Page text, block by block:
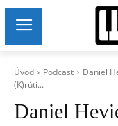
Úvod Podcast
Daniel
(K)rúti...
Daniel